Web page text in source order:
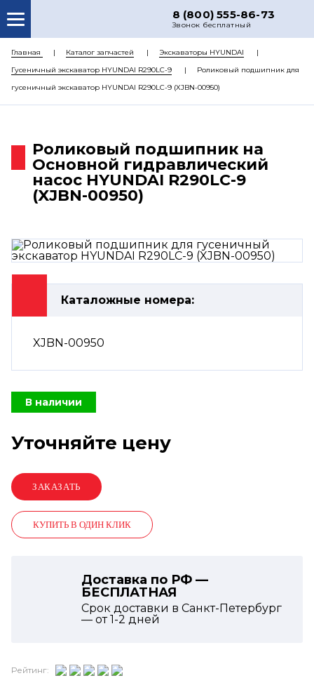
8 (800) 555-86-73
Звонок бесплатный
О НАС
КАТАЛОГ ЗАПЧАСТЕЙ
РЕМОНТ
ЦЕНЫ
КОНТАКТЫ
Главная Каталог запчастей
Экскаваторы HYUNDAI
Гусеничный экскаватор HYUNDAI R290LC-9
Роликовый подшипник для
гусеничный экскаватор HYUNDAI R290LC-9 (XJBN-00950)
Роликовый подшипник на
Основной гидравлический
насос HYUNDAI R290LC-9
(XJBN-00950)
Каталожные номера:
XJBN-00950
В наличии
Уточняйте цену
КУПИТЬ В ОДИН КЛИК
Доставка по РФ —
БЕСПЛАТНАЯ
Срок доставки в Санкт-Петербург
— от1-2 дней
Рейтинг: